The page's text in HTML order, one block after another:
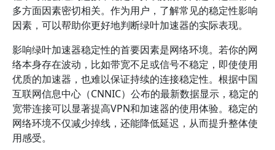
多方面因素密切相关。作为用户，了解常见的稳定性影响
因素，可以帮助你更好地判断绿叶加速器的实际表现。
影响绿叶加速器稳定性的首要因素是网络环境。若你的网
络本身存在波动，比如带宽不足或信号不稳定，即使使用
优质的加速器，也难以保证持续的连接稳定性。根据中国
互联网信息中心（CNNIC）公布的最新数据显示，稳定的
宽带连接可以显著提高VPN和加速器的使用体验。稳定的
网络环境不仅减少掉线，还能降低延迟，从而提升整体使
用感受。